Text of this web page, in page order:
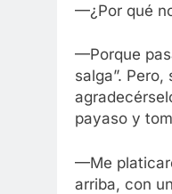
—¿Por qué
—Porque
salga”.
payaso y
—Me
arriba, con